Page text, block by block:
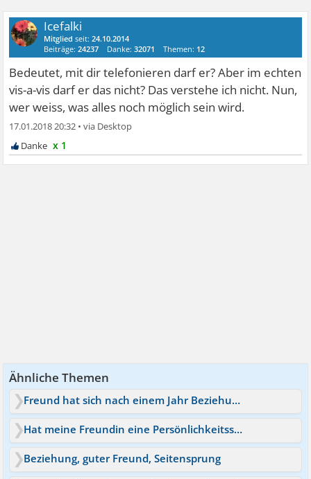
Icefalki
Mitglied seit:24.10.2014
Beiträge:24237 Danke:32071 Themen: 12
Bedeutet, mit dir telefonieren darf er? Aber im echten
vis-a-vis darf er das nicht? Das verstehe ich nicht. Nun,
wer weiss, was alles noch möglich sein wird.
17.01.2018 20:32 •
x 1
Ähnliche Themen
Freund hat sich nach einem Jahr Beziehung verändert
Hat meine Freundin eine Persönlichkeitsstörung?
Beziehung, guter Freund, Seitensprung